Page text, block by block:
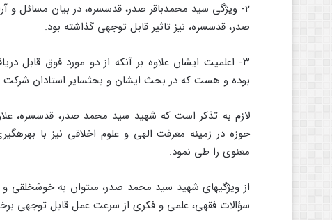
۲- ویژگى سید محمدباقر صدر، قدس‏سره، در بیان مسائل
صدر، قدس‏سره، نیز تاثیر قابل توجهى گذاشته بود.
۳- اعلمیت ایشان علاوه بر آنکه از دو مورد فوق
بوده و هست که در بحث ایشان و بحث‏سایر استادان شرکت
لازم به تذکر است که شهید سید محمد صدر، قدس‏سره،
حوزه در زمینه معرفت الهى و علوم اخلاقى نیز با
معنوى را طى نمود.
از ویژگیهاى شهید سید محمد صدر، مى‏توان به خوش‏خلقى
سؤالات فقهى، علمى و فکرى از سرعت عمل قابل توجهى